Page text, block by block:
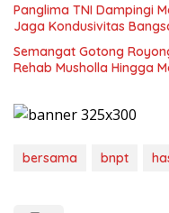
Panglima TNI Dampingi
Jaga Kondusivitas
Semangat Gotong
Rehab Musholla Hingga
bersama bnpt